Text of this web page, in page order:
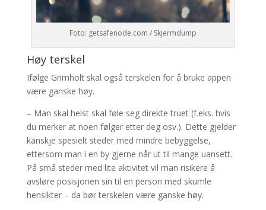
Foto: getsafenode.com / Skjermdump
Høy terskel
Ifølge Grimholt skal også terskelen for å bruke appen
være ganske høy.
– Man skal helst skal føle seg direkte truet (f.eks. hvis
du merker at noen følger etter deg osv.). Dette gjelder
kanskje spesielt steder med mindre bebyggelse,
ettersom man i en by gjerne når ut til mange uansett.
På små steder med lite aktivitet vil man risikere å
avsløre posisjonen sin til en person med skumle
hensikter – da bør terskelen være ganske høy.